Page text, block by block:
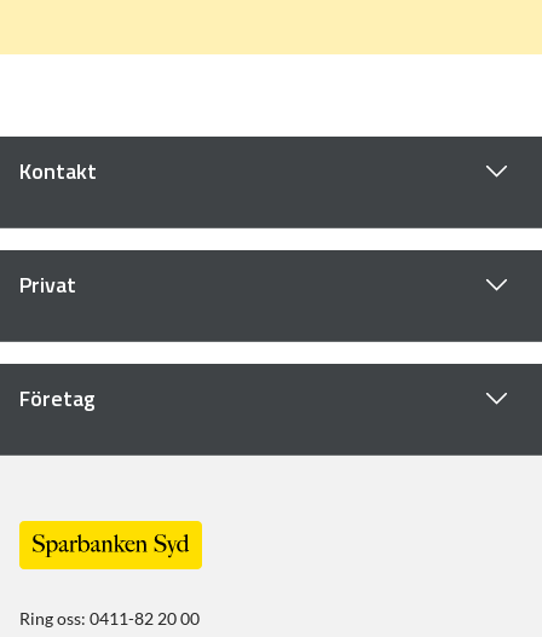
Kontakt
Privat
Företag
Ring oss: 0411-82 20 00